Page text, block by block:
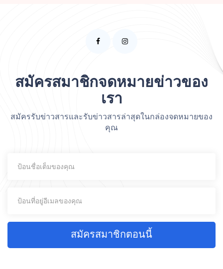
สมัครสมาชิกจดหมายข่าวของ
เรา
สมัครรับข่าวสารและรับข่าวสารล่าสุดในกล่องจดหมายของ
คุณ
สมัครสมาชิกตอนนี้